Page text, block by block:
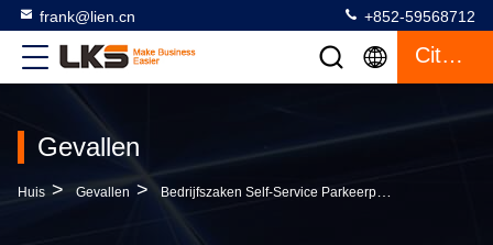
frank@lien.cn +852-59568712
Citaat
Gevallen
Huis > Gevallen > Bedrijfszaken Self-Service Parkeerplaatsen En Betaalkiosken